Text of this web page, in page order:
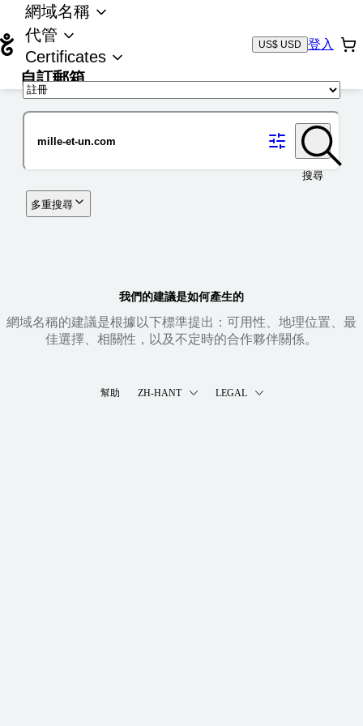
網域名稱
代管
Certificates
自訂郵箱
US$ USD 登入
搜尋
多重搜尋
我們的建議是如何產生的
網域名稱的建議是根據以下標準提出：可用性、地理位置、最
佳選擇、相關性，以及不定時的合作夥伴關係。
幫助 ZH-HANT LEGAL